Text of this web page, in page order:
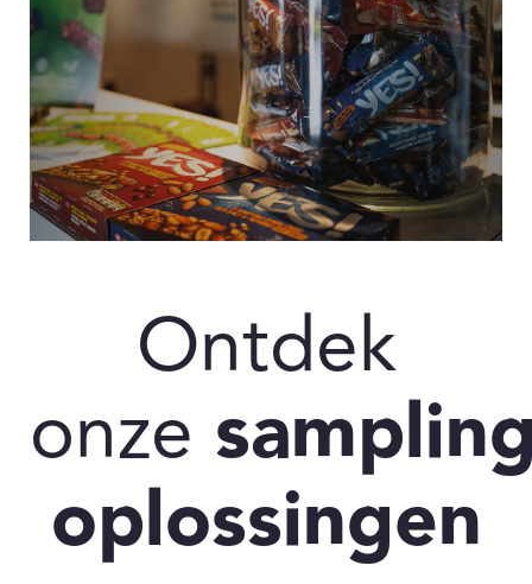
Ontdek
onze
oplossingen